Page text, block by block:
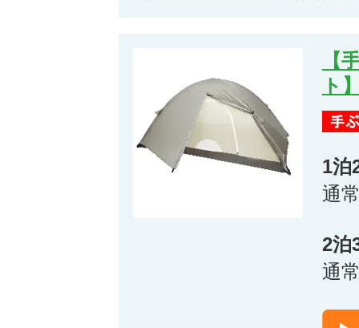
【
ト
1泊
通
2泊
通